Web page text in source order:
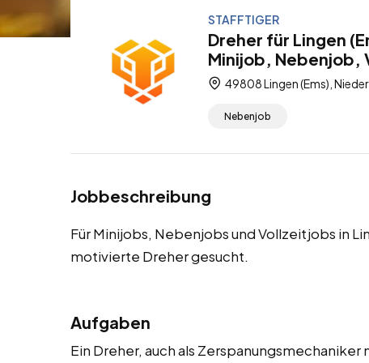
STAFFTIGER
Dreher für Lingen
Minijob, Nebenjob,
49808 Lingen (Ems),
Nebenjob
Jobbeschreibung
Für Minijobs, Nebenjobs und Vollzeitjobs in
motivierte Dreher gesucht.
Aufgaben
Ein Dreher, auch als